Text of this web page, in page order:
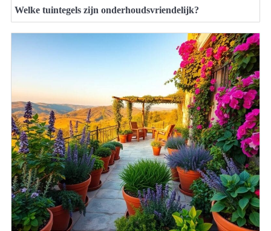
Welke tuintegels zijn onderhoudsvriendelijk?